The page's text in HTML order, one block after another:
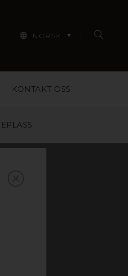
NORSK
KONTAKT OSS